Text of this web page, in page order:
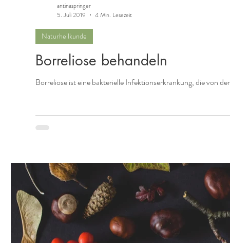
Borreliose behandeln
Borreliose ist eine bakterielle Infektionserkrankung, die von
Naturheilkunde
antinaspringer
5. Juli 2019
4 Min. Lesezeit